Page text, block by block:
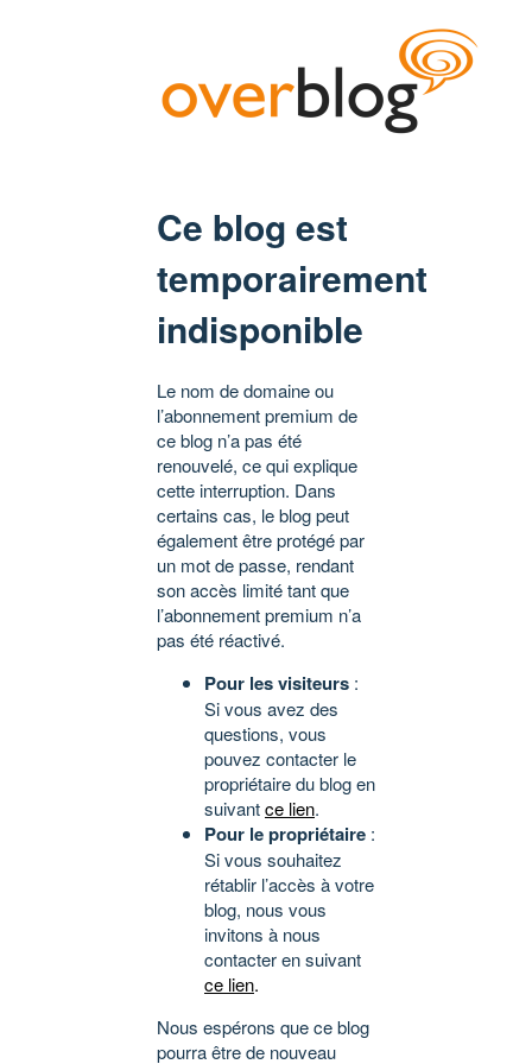
Ce blog est
temporairement
indisponible
Le nom de domaine ou
l’abonnement premium de
ce blog n’a pas été
renouvelé, ce qui explique
cette interruption. Dans
certains cas, le blog peut
également être protégé par
un mot de passe, rendant
son accès limité tant que
l’abonnement premium n’a
pas été réactivé.
Pour les visiteurs :
Si vous avez des
questions, vous
pouvez contacter le
propriétaire du blog en
suivantce lien.
Pour le propriétaire :
Si vous souhaitez
rétablir l’accès à votre
blog, nous vous
invitons à nous
contacter en suivant
ce lien.
Nous espérons que ce blog
pourra être de nouveau